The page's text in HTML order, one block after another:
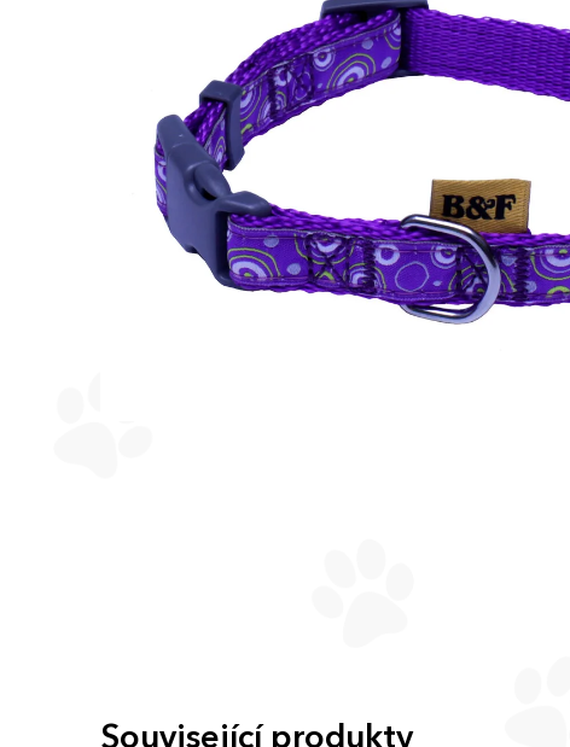
Související produkty